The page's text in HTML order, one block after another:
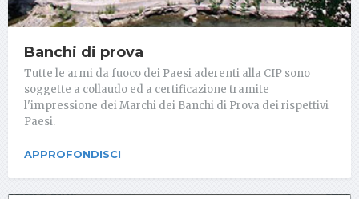
Banchi di prova
Tutte le armi da fuoco dei Paesi aderenti alla CIP sono
soggette a collaudo ed a certificazione tramite
l'impressione dei Marchi dei Banchi di Prova dei rispettivi
Paesi.
APPROFONDISCI